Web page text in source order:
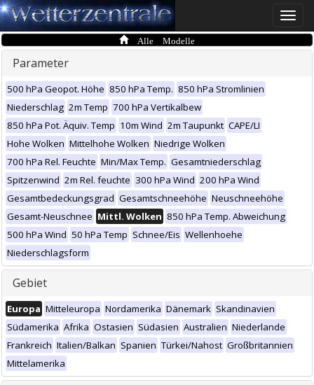
Toggle
Alle Modelle
Parameter
500 hPa Geopot. Höhe 850 hPa Temp. 850 hPa Stromlinien
Niederschlag 2m Temp 700 hPa Vertikalbew
850 hPa Pot. Äquiv. Temp 10m Wind 2m Taupunkt CAPE/LI
Hohe Wolken Mittelhohe Wolken Niedrige Wolken
700 hPa Rel. Feuchte Min/Max Temp. Gesamtniederschlag
Spitzenwind 2m Rel. feuchte 300 hPa Wind 200 hPa Wind
Gesamtbedeckungsgrad Gesamtschneehöhe Neuschneehöhe
Gesamt-Neuschnee Mittl. Wolken 850 hPa Temp. Abweichung
500 hPa Wind 50 hPa Temp Schnee/Eis Wellenhoehe
Niederschlagsform
Gebiet
Europa Mitteleuropa Nordamerika Dänemark Skandinavien
Südamerika Afrika Ostasien Südasien Australien Niederlande
Frankreich Italien/Balkan Spanien Türkei/Nahost Großbritannien
Mittelamerika